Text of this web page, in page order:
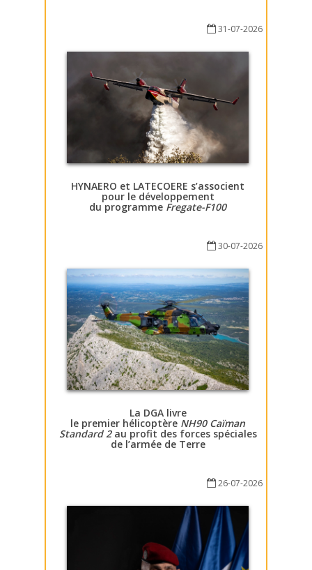
31-07-2026
HYNAERO et LATECOERE s’associent
pour le développement
du programme Fregate-F100
30-07-2026
La DGA livre
le premier hélicoptère NH90 Caïman
Standard 2au profit des forces spéciales
de l’armée de Terre
26-07-2026